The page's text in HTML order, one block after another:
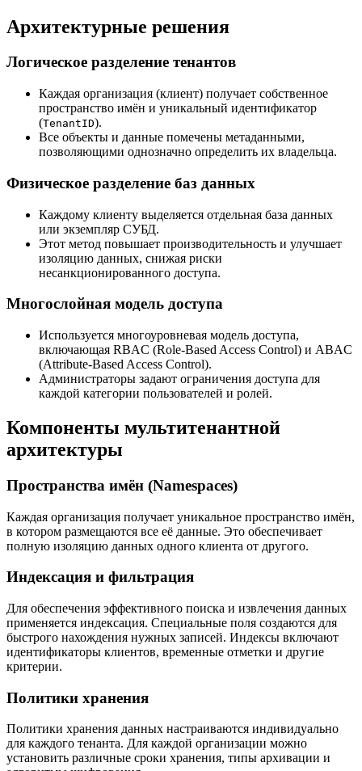
Архитектурные решения
Логическое разделение тенантов
Каждая организация (клиент) получает собственное
пространство имён и уникальный идентификатор
(TenantID).
Все объекты и данные помечены метаданными,
позволяющими однозначно определить их владельца.
Физическое разделение баз данных
Каждому клиенту выделяется отдельная база данных
или экземпляр СУБД.
Этот метод повышает производительность и улучшает
изоляцию данных, снижая риски
несанкционированного доступа.
Многослойная модель доступа
Используется многоуровневая модель доступа,
включающая RBAC (Role-Based Access Control) и ABAC
(Attribute-Based Access Control).
Администраторы задают ограничения доступа для
каждой категории пользователей и ролей.
Компоненты мультитенантной
архитектуры
Пространства имён (Namespaces)
Каждая организация получает уникальное пространство имён,
в котором размещаются все её данные. Это обеспечивает
полную изоляцию данных одного клиента от другого.
Индексация и фильтрация
Для обеспечения эффективного поиска и извлечения данных
применяется индексация. Специальные поля создаются для
быстрого нахождения нужных записей. Индексы включают
идентификаторы клиентов, временные отметки и другие
критерии.
Политики хранения
Политики хранения данных настраиваются индивидуально
для каждого тенанта. Для каждой организации можно
установить различные сроки хранения, типы архивации и